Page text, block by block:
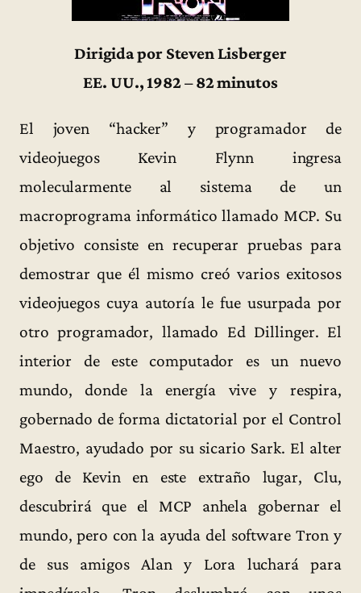
Dirigida por Steven Lisberger
EE. UU., 1982 – 82 minutos
El joven “hacker” y programador de
videojuegos Kevin Flynn ingresa
molecularmente al sistema de un
macroprograma informático llamado MCP. Su
objetivo consiste en recuperar pruebas para
demostrar que él mismo creó varios exitosos
videojuegos cuya autoría le fue usurpada por
otro programador, llamado Ed Dillinger. El
interior de este computador es un nuevo
mundo, donde la energía vive y respira,
gobernado de forma dictatorial por el Control
Maestro, ayudado por su sicario Sark. El alter
ego de Kevin en este extraño lugar, Clu,
descubrirá que el MCP anhela gobernar el
mundo, pero con la ayuda del software Tron y
de sus amigos Alan y Lora luchará para